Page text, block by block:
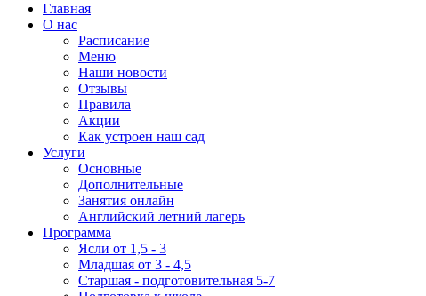
Главная
О нас
Расписание
Меню
Наши новости
Отзывы
Правила
Акции
Как устроен наш сад
Услуги
Основные
Дополнительные
Занятия онлайн
Английский летний лагерь
Программа
Ясли от 1,5 - 3
Младшая от 3 - 4,5
Старшая - подготовительная 5-7